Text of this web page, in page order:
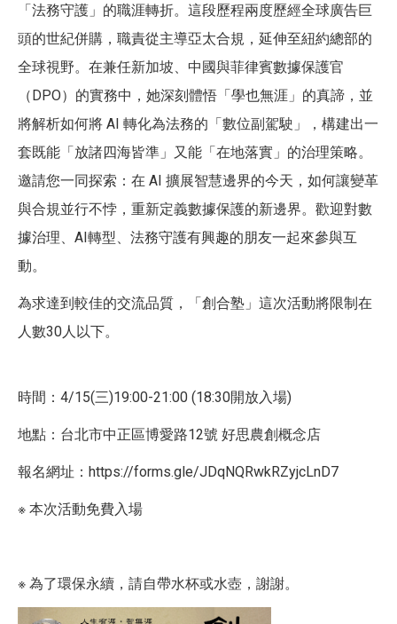
「法務守護」的職涯轉折。這段歷程兩度歷經全球廣告巨
頭的世紀併購，職責從主導亞太合規，延伸至紐約總部的
全球視野。在兼任新加坡、中國與菲律賓數據保護官
（DPO）的實務中，她深刻體悟「學也無涯」的真諦，並
將解析如何將 AI 轉化為法務的「數位副駕駛」，構建出一
套既能「放諸四海皆準」又能「在地落實」的治理策略。
邀請您一同探索：在 AI 擴展智慧邊界的今天，如何讓變革
與合規並行不悖，重新定義數據保護的新邊界。歡迎對數
據治理、AI轉型、法務守護有興趣的朋友一起來參與互
動。
為求達到較佳的交流品質，「創合塾」這次活動將限制在
人數30人以下。
時間：4/15(三)19:00-21:00 (18:30開放入場)
地點：台北市中正區博愛路12號 好思農創概念店
報名網址：https://forms.gle/JDqNQRwkRZyjcLnD7
※ 本次活動免費入場
※ 為了環保永續，請自帶水杯或水壺，謝謝。